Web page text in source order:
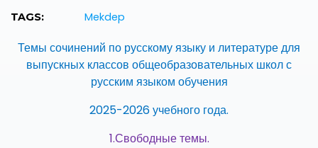
TAGS: Mekdep
Темы сочинений по русскому языку и литературе для
выпускных классов общеобразовательных школ с
русским языком обучения
2025-2026 учебного года.
1.Свободные темы.